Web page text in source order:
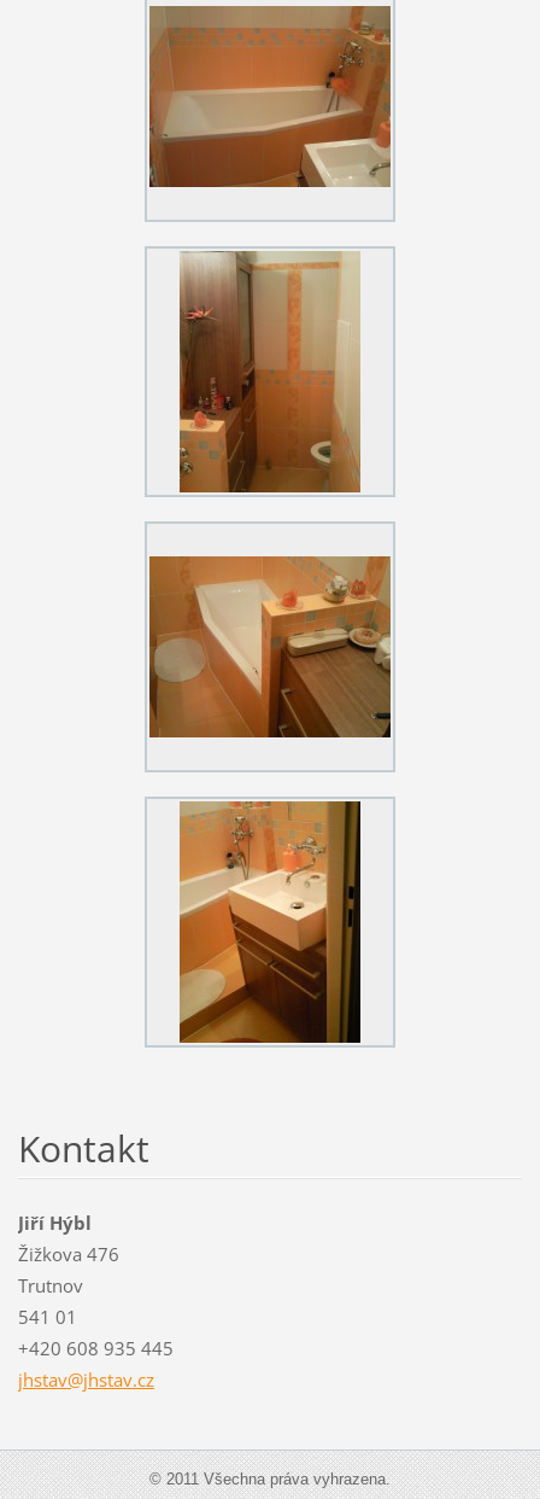
Kontakt
Jiří Hýbl
Žižkova 476
Trutnov
541 01
+420 608 935 445
jhstav@jhstav.cz
© 2011 Všechna práva vyhrazena.